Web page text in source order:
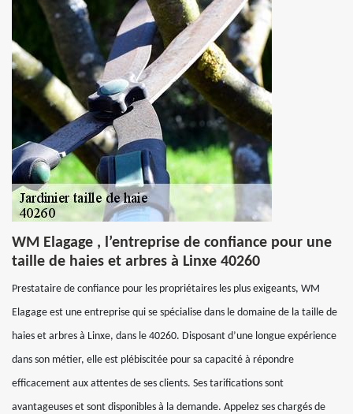
WM Elagage , l’entreprise de confiance pour une
taille de haies et arbres à Linxe 40260
Prestataire de confiance pour les propriétaires les plus exigeants, WM
Elagage est une entreprise qui se spécialise dans le domaine de la taille de
haies et arbres à Linxe, dans le 40260. Disposant d’une longue expérience
dans son métier, elle est plébiscitée pour sa capacité à répondre
efficacement aux attentes de ses clients. Ses tarifications sont
avantageuses et sont disponibles à la demande. Appelez ses chargés de